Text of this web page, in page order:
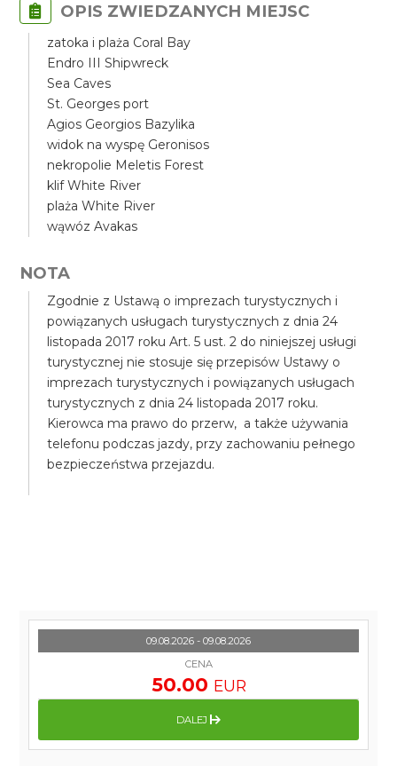
OPIS ZWIEDZANYCH MIEJSC
zatoka i plaża Coral Bay
Endro III Shipwreck
Sea Caves
St. Georges port
Agios Georgios Bazylika
widok na wyspę Geronisos
nekropolie Meletis Forest
klif White River
plaża White River
wąwóz Avakas
NOTA
Zgodnie z Ustawą o imprezach turystycznych i
powiązanych usługach turystycznych z dnia 24
listopada 2017 roku Art. 5 ust. 2 do niniejszej usługi
turystycznej nie stosuje się przepisów Ustawy o
imprezach turystycznych i powiązanych usługach
turystycznych z dnia 24 listopada 2017 roku.
Kierowca ma prawo do przerw, a także używania
telefonu podczas jazdy, przy zachowaniu pełnego
bezpieczeństwa przejazdu.
09.08.2026 - 09.08.2026
CENA
50.00 EUR
DALEJ